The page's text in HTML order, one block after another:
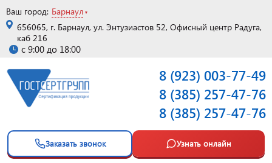
Ваш город: Барнаул
656065, г. Барнаул, ул. Энтузиастов 52, Офисный центр Радуга,
каб 216
с 9:00 до 18:00
8 (923) 003-77-49
8 (385) 257-47-76
8 (385) 257-47-76
Заказать звонок Узнать онлайн